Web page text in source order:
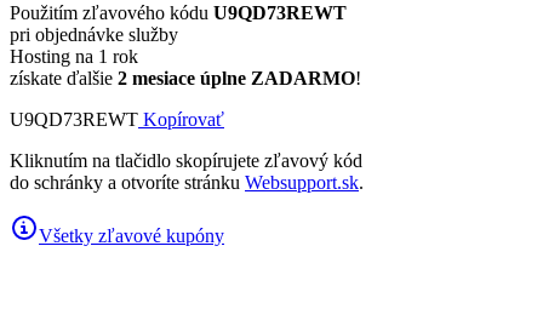
Použitím zľavového kódu U9QD73REWT
pri objednávke služby
Hosting na 1 rok
získate ďalšie 2 mesiace úplne ZADARMO!
U9QD73REWT Kopírovať
Kliknutím na tlačidlo skopírujete zľavový kód
do schránky a otvoríte stránku Websupport.sk.
Všetky zľavové kupóny